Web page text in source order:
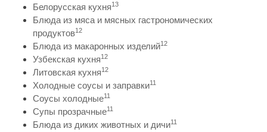
Белорусская кухня13
Блюда из мяса и мясных гастрономических
продуктов12
Блюда из макаронных изделий12
Узбекская кухня12
Литовская кухня12
Холодные соусы и заправки11
Соусы холодные11
Супы прозрачные11
Блюда из диких животных и дичи11